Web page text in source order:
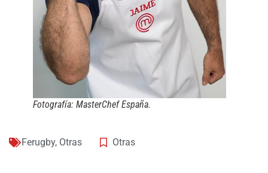
Fotografía: MasterChef España.
Ferugby, Otras Otras